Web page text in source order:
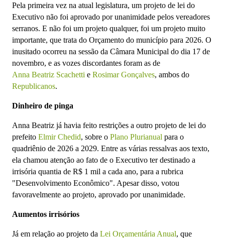
Pela primeira vez na atual legislatura, um projeto de lei do
Executivo não foi aprovado por unanimidade pelos vereadores
serranos. E não foi um projeto qualquer, foi um projeto muito
importante, que trata do Orçamento do município para 2026. O
inusitado ocorreu na sessão da Câmara Municipal do dia 17 de
novembro, e as vozes discordantes foram as de
Anna Beatriz Scachetti e Rosimar Gonçalves, ambos do
Republicanos.
Dinheiro de pinga
Anna Beatriz já havia feito restrições a outro projeto de lei do
prefeito Elmir Chedid, sobre o Plano Plurianual para o
quadriênio de 2026 a 2029. Entre as várias ressalvas aos texto,
ela chamou atenção ao fato de o Executivo ter destinado a
irrisória quantia de R$ 1 mil a cada ano, para a rubrica
"Desenvolvimento Econômico". Apesar disso, votou
favoravelmente ao projeto, aprovado por unanimidade.
Aumentos irrisórios
Já em relação ao projeto da Lei Orçamentária Anual, que